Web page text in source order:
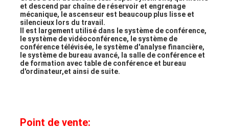
et descend par chaîne de réservoir et engrenage
mécanique, le ascenseur est beaucoup plus lisse et
silencieux lors du travail.
Il est largement utilisé dans le système de conférence,
le système de vidéoconférence, le système de
conférence télévisée, le système d'analyse financière,
le système de bureau avancé, la salle de conférence et
de formation avec table de conférence et bureau
d'ordinateur,et ainsi de suite.
Point de vente: